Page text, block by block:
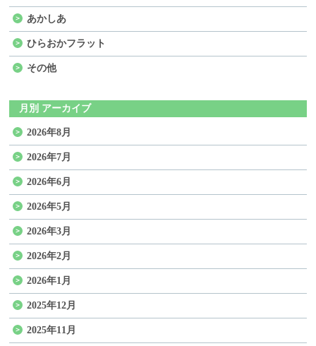
あかしあ
ひらおかフラット
その他
月別 アーカイブ
2026年8月
2026年7月
2026年6月
2026年5月
2026年3月
2026年2月
2026年1月
2025年12月
2025年11月